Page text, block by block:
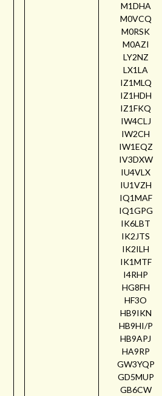
M1DHA
M0VCQ
M0RSK
M0AZI
LY2NZ
LX1LA
IZ1MLQ
IZ1HDH
IZ1FKQ
IW4CLJ
IW2CH
IW1EQZ
IV3DXW
IU4VLX
IU1VZH
IQ1MAF
IQ1GPG
IK6LBT
IK2JTS
IK2ILH
IK1MTF
I4RHP
HG8FH
HF3O
HB9IKN
HB9HI/P
HB9APJ
HA9RP
GW3YQP
GD5MUP
GB6CW